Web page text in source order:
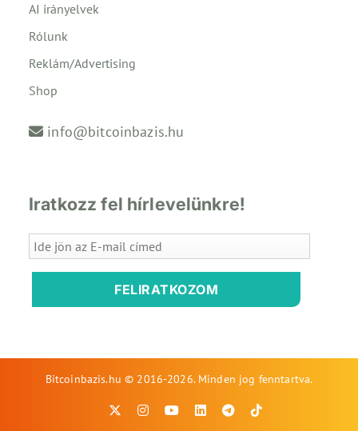
AI irányelvek
Rólunk
Reklám/Advertising
Shop
info@bitcoinbazis.hu
Iratkozz fel hírlevelünkre!
FELIRATKOZOM
Bitcoinbazis.hu © 2016-2026. Minden jog fenntartva.